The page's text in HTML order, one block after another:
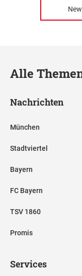
Alle
Nachrichten
München
Stadtviertel
Bayern
FC Bayern
TSV 1860
Promis
Services